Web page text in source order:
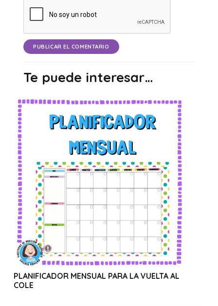
PUBLICAR EL COMENTARIO
Te puede interesar…
MENSUAL PARA LA VUELTA AL
WEBINAR